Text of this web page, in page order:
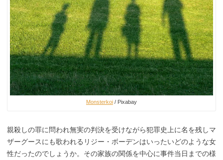
Monsterkoi / Pixabay
親殺しの罪に問われ無実の判決を受けながら犯罪史上に名を残しマ
ザーグースにも歌われるリジー・ボーデンはいったいどのような女
性だったのでしょうか。その家族の関係を中心に事件当日までの様